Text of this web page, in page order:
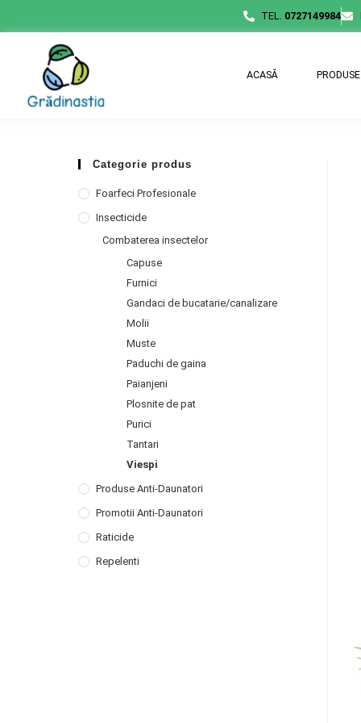
TEL. 0727149984
ACASĂ PRODUSE
Categorie produs
Foarfeci Profesionale
Insecticide
Combaterea insectelor
Capuse
Furnici
Gandaci de bucatarie/canalizare
Molii
Muste
Paduchi de gaina
Paianjeni
Plosnite de pat
Purici
Tantari
Viespi
Produse Anti-Daunatori
Promotii Anti-Daunatori
Raticide
Repelenti